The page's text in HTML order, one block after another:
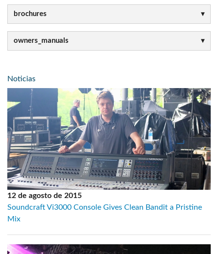
brochures
owners_manuals
Noticias
12 de agosto de 2015
Soundcraft Vi3000 Console Gives Clean Bandit a Pristine
Mix